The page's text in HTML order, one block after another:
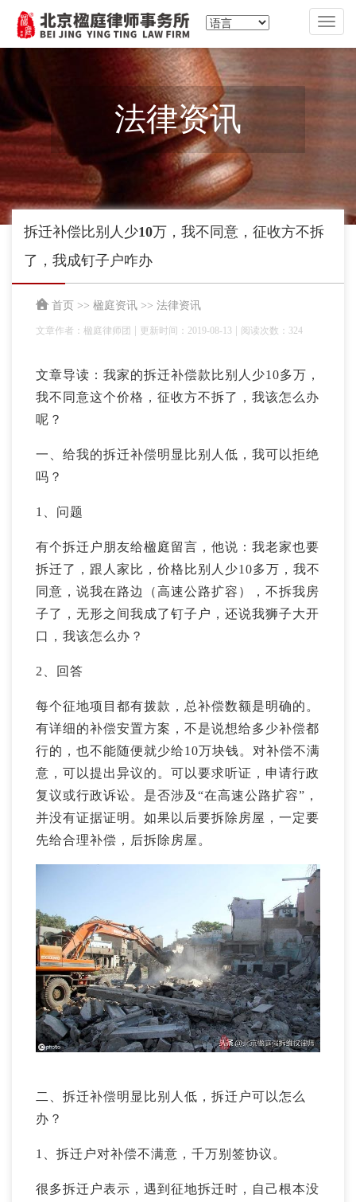
切
换
导
法律资讯
拆迁补偿比别人少10万，我不同意，征收方不拆
了，我成钉子户咋办
首页 >> 楹庭资讯 >> 法律资讯
文章作者：楹庭律师团 更新时间：2019-08-13 阅读次数：324
文章导读：我家的拆迁补偿款比别人少10多万，
我不同意这个价格，征收方不拆了，我该怎么办
呢？
一、给我的拆迁补偿明显比别人低，我可以拒绝
吗？
1、问题
有个拆迁户朋友给楹庭留言，他说：我老家也要
拆迁了，跟人家比，价格比别人少10多万，我不
同意，说我在路边（高速公路扩容），不拆我房
子了，无形之间我成了钉子户，还说我狮子大开
口，我该怎么办？
2、回答
每个征地项目都有拨款，总补偿数额是明确的。
有详细的补偿安置方案，不是说想给多少补偿都
行的，也不能随便就少给10万块钱。对补偿不满
意，可以提出异议的。可以要求听证，申请行政
复议或行政诉讼。是否涉及“在高速公路扩容”，
并没有证据证明。如果以后要拆除房屋，一定要
先给合理补偿，后拆除房屋。
二、拆迁补偿明显比别人低，拆迁户可以怎么
办？
1、拆迁户对补偿不满意，千万别签协议。
很多拆迁户表示，遇到征地拆迁时，自己根本没